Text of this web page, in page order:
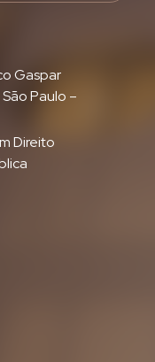
Gaspar
Paulo –
Direito